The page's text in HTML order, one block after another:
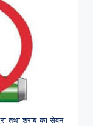
तथा शराब का सेवन